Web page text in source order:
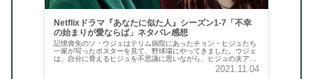
Netflixドラマ『あなたに似た人』シーズン1-7「不幸
の始まりが愛ならば」ネタバレ感想
記憶喪失のソ・ウジェはテリム病院にあったチョン・ヒジュたち
一家が写ったポスターを見て、野球場にやってきました。ウジェ
は、自分に脅えるヒジュを不思議に思いながら、ヒジュの夫ア
ン・ヒョンソンの誘いに乗って車で送ってもらいました。2021.11.04